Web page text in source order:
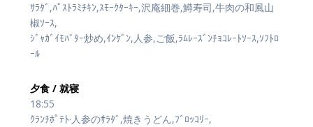
ｻﾗﾀﾞ,ﾊﾟｽﾄﾗﾐﾁｷﾝ,ｽﾓｰｸﾀｰｷｰ,沢庵細巻,鱒寿司,牛肉の和風山
椒ｿｰｽ,
ｼﾞｬｶﾞｲﾓﾊﾞﾀｰ炒め,ｲﾝｹﾞﾝ,人参,ご飯,ﾗﾑﾚｰｽﾞﾝﾁｮｺﾚｰﾄｿｰｽ,ｿﾌﾄﾛ
ｰﾙ
夕食 / 就寝
18:55
ｸﾗﾝﾁﾎﾟﾃﾄ·人参のｻﾗﾀﾞ,焼きうどん,ﾌﾞﾛｯｺﾘｰ,